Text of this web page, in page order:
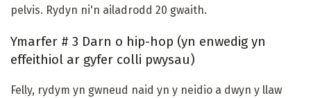
pelvis. Rydyn ni'n ailadrodd 20 gwaith.
Ymarfer # 3 Darn o hip-hop (yn enwedig yn
effeithiol ar gyfer colli pwysau)
Felly, rydym yn gwneud naid yn y neidio a dwyn y llaw